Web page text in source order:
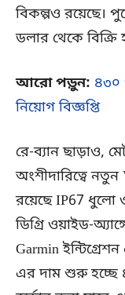
বিকল্পও রয়েছে।
ডলার থেকে বিক্রি
আরো পড়ুন: ৪৩০
নিয়োগ বিজ্ঞপ্তি
রে-ব্যান ছাড়াও,
অংশীদারিত্বে নতুন
রয়েছে IP67 ধুলো
ডিগ্রি ওয়াইড-
Garmin
এর দাম শুরু হচ্ছে